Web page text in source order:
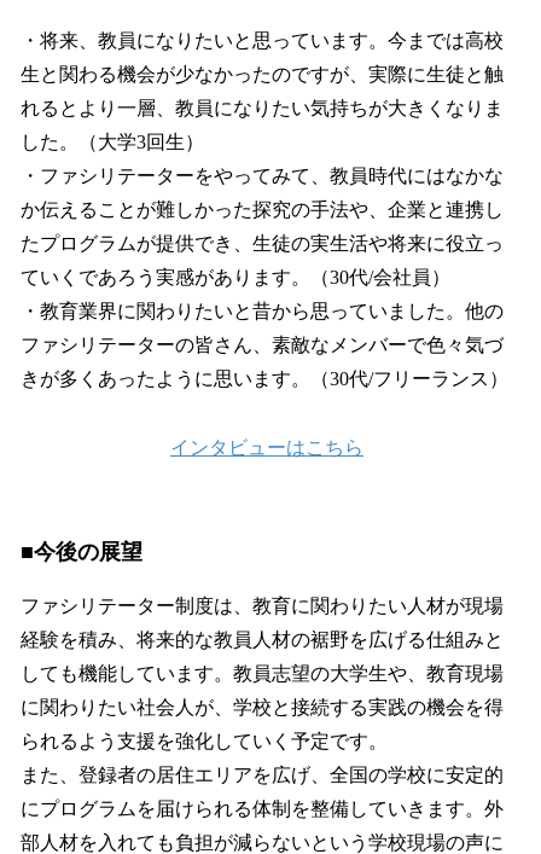
・将来、教員になりたいと思っています。今までは高校
生と関わる機会が少なかったのですが、実際に生徒と触
れるとより一層、教員になりたい気持ちが大きくなりま
した。（大学3回生）
・ファシリテーターをやってみて、教員時代にはなかな
か伝えることが難しかった探究の手法や、企業と連携し
たプログラムが提供でき、生徒の実生活や将来に役立っ
ていくであろう実感があります。（30代/会社員）
・教育業界に関わりたいと昔から思っていました。他の
ファシリテーターの皆さん、素敵なメンバーで色々気づ
きが多くあったように思います。（30代/フリーランス）
インタビューはこちら
■今後の展望
ファシリテーター制度は、教育に関わりたい人材が現場
経験を積み、将来的な教員人材の裾野を広げる仕組みと
しても機能しています。教員志望の大学生や、教育現場
に関わりたい社会人が、学校と接続する実践の機会を得
られるよう支援を強化していく予定です。
また、登録者の居住エリアを広げ、全国の学校に安定的
にプログラムを届けられる体制を整備していきます。外
部人材を入れても負担が減らないという学校現場の声に